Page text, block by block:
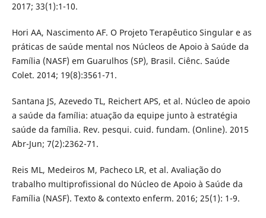
2017; 33(1):1-10.
Hori AA, Nascimento AF. O Projeto Terapêutico Singular e as
práticas de saúde mental nos Núcleos de Apoio à Saúde da
Família (NASF) em Guarulhos (SP), Brasil. Ciênc. Saúde
Colet. 2014; 19(8):3561-71.
Santana JS, Azevedo TL, Reichert APS, et al. Núcleo de apoio
a saúde da família: atuação da equipe junto à estratégia
saúde da família. Rev. pesqui. cuid. fundam. (Online). 2015
Abr-Jun; 7(2):2362-71.
Reis ML, Medeiros M, Pacheco LR, et al. Avaliação do
trabalho multiprofissional do Núcleo de Apoio à Saúde da
Família (NASF). Texto & contexto enferm. 2016; 25(1): 1-9.